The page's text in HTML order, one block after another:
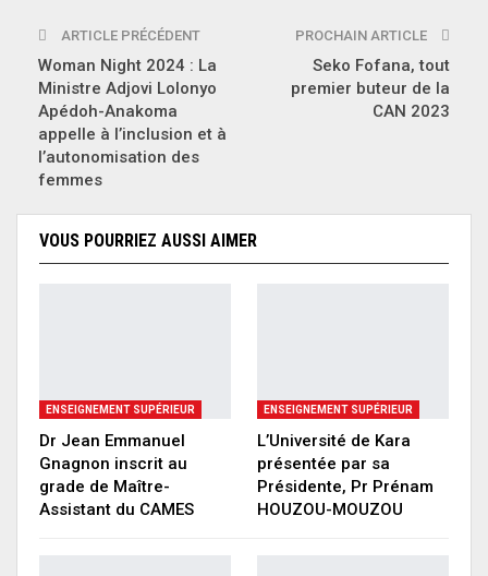
ARTICLE PRÉCÉDENT
Woman Night 2024 : La
Ministre Adjovi Lolonyo
Apédoh-Anakoma
appelle à l’inclusion et à
l’autonomisation des
femmes
PROCHAIN ARTICLE
Seko Fofana, tout
premier buteur de la
CAN 2023
VOUS POURRIEZ AUSSI AIMER
ENSEIGNEMENT SUPÉRIEUR
Dr Jean Emmanuel
Gnagnon inscrit au
grade de Maître-
Assistant du CAMES
ENSEIGNEMENT SUPÉRIEUR
L’Université de Kara
présentée par sa
Présidente, Pr Prénam
HOUZOU-MOUZOU